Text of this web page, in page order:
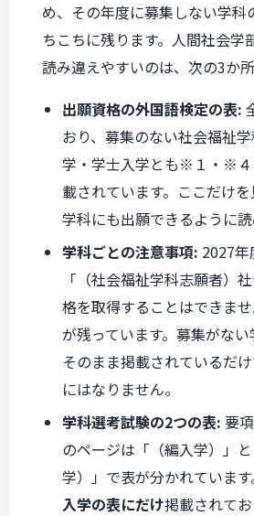
め、その年度に募集しない学科
ちこちに残ります。人間社会学
読み違えやすいのは、次の3か所
出願資格の外国語検定の表:
おり、募集のない社会福祉
学・学士入学とも※１・※４
載されています。ここだけ
学科にも出願できるように読
学科ごとの注意事項: 2027
「（社会福祉学科志願者）
格を取得することはできま
が残っています。募集がな
そのまま掲載されているだ
にはなりません。
学科選考試験の2つの表: 要
のページは「（編入学）」
学）」で表が分かれていま
入学の表にだけ掲載されて